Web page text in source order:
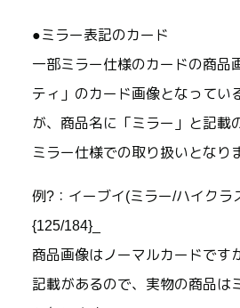
●ミラー表記のカード
一部ミラー仕様のカードの商品
ティ」のカード画像となってい
が、商品名に「ミラー」と記載
ミラー仕様での取り扱いとなり
例?：イーブイ(ミラー/ハイクラ
{125/184}_
商品画像はノーマルカードです
記載があるので、実物の商品は